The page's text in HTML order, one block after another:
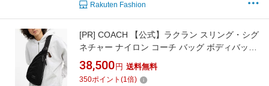
Rakuten Fashion
[PR] COACH 【公式】ラクラン スリング・シグ
ネチャー ナイロン コーチ バッグ ボディバッ
グ・ウエストポーチ ブラック【送料無料】
38,500 円 送料無料
350ポイント (1倍)